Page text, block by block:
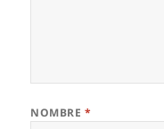
NOMBRE *